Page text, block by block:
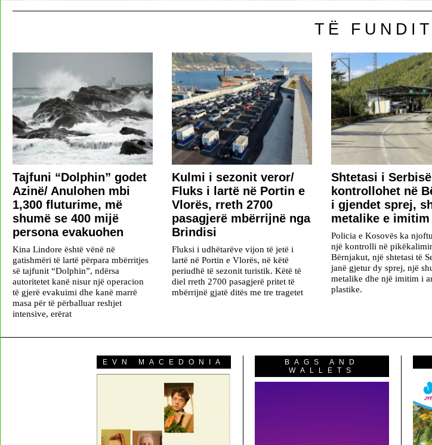
TË
Tajfuni “Dolphin” godet
Azinë/ Anulohen mbi
1,300 fluturime, më
shumë se 400 mijë
persona evakuohen
Kina Lindore është vënë në
gatishmëri të lartë përpara mbërritjes
së tajfunit “Dolphin”, ndërsa
autoritetet kanë nisur një operacion
të gjerë evakuimi dhe kanë marrë
masa për të përballuar reshjet
intensive, erërat
Kulmi i sezonit veror/
Fluks i lartë në Portin e
Vlorës, rreth 2700
pasagjerë mbërrijnë nga
Brindisi
Fluksi i udhëtarëve vijon të jetë i
lartë në Portin e Vlorës, në këtë
periudhë të sezonit turistik. Këtë të
diel rreth 2700 pasagjerë pritet të
mbërrijnë gjatë ditës me tre tragetet
Shtetasi i Serbisë
kontrollohet në
i gjendet sprej,
metalike e imitim
Policia e Kosovës ka
një kontrolli në
Bërnjakut, një shtetasi të
janë gjetur dy sprej, një
metalike dhe një imitim i
plastike.
EVN MACEDONIA
BAGS AND
WALLETS